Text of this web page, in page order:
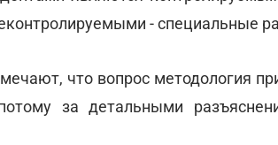
- специальные
что вопрос методология
потому за детальными